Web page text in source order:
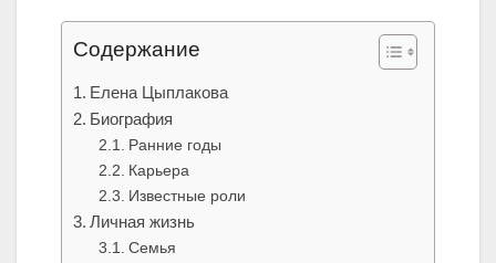
Содержание
Елена Цыплакова
Биография
Ранние годы
Карьера
Известные роли
Личная жизнь
Семья